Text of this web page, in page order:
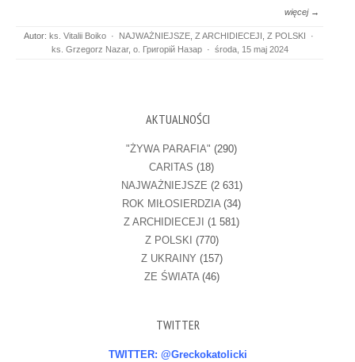
więcej →
Autor: ks. Vitalii Boiko · NAJWAŻNIEJSZE, Z ARCHIDIECEJI Z POLSKI
·
ks. Grzegorz Nazar, о. Григорій Назар · środa, 15 maj 2024
AKTUALNOŚCI
"ŻYWA PARAFIA" (290)
CARITAS (18)
NAJWAŻNIEJSZE (2 631)
ROK MIŁOSIERDZIA(34)
Z ARCHIDIECEJI (1 581)
Z POLSKI (770)
Z UKRAINY (157)
ZE ŚWIATA(46)
TWITTER
TWITTER: @Greckokatolicki